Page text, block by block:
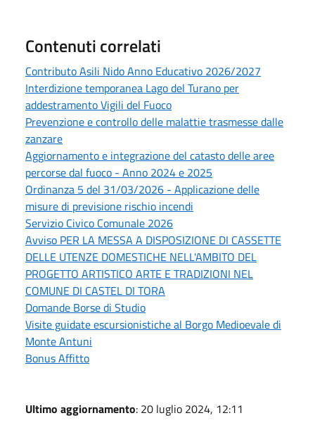
Contenuti correlati
Contributo Asili Nido Anno Educativo 2026/2027
Interdizione temporanea Lago del Turano per
addestramento Vigili del Fuoco
Prevenzione e controllo delle malattie trasmesse dalle
zanzare
Aggiornamento e integrazione del catasto delle aree
percorse dal fuoco - Anno 2024 e 2025
Ordinanza 5 del 31/03/2026 - Applicazione delle
misure di previsione rischio incendi
Servizio Civico Comunale 2026
Avviso PER LA MESSA A DISPOSIZIONE DI CASSETTE
DELLE UTENZE DOMESTICHE NELL'AMBITO DEL
PROGETTO ARTISTICO ARTE E TRADIZIONI NEL
COMUNE DI CASTEL DI TORA
Domande Borse di Studio
Visite guidate escursionistiche al Borgo Medioevale di
Monte Antuni
Bonus Affitto
Ultimo aggiornamento: 20 luglio 2024, 12:11